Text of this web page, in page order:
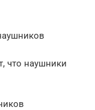
что наушники